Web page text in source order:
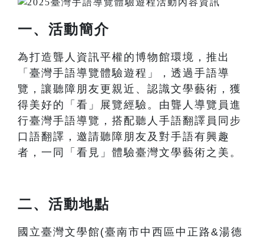
一、活動簡介
為打造聾人資訊平權的博物館環境，推出
「臺灣手語導覽體驗遊程」，透過手語導
覽，讓聽障朋友更親近、認識文學藝術，獲
得美好的「看」展覽經驗。由聾人導覽員進
行臺灣手語導覽，搭配聽人手語翻譯員同步
口語翻譯，邀請聽障朋友及對手語有興趣
者，一同「看見」體驗臺灣文學藝術之美。
二、活動地點
國立臺灣文學館(臺南市中西區中正路&湯德